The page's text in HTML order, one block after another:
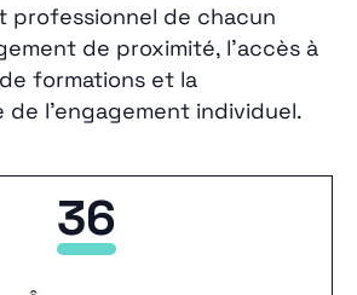
professionnel de chacun
de proximité, l’accès à
formations et la
de l’engagement individuel.
36